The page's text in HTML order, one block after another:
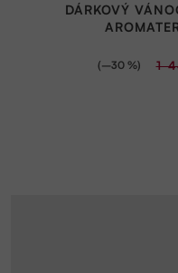
DÁRKOVÝ
1
(–30 %)